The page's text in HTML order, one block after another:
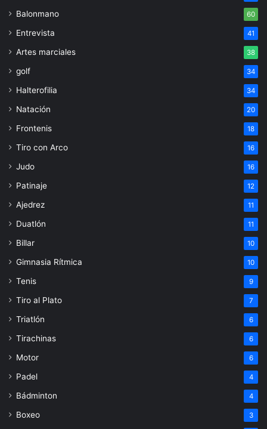
Balonmano 60
Entrevista 41
Artes marciales 38
golf 34
Halterofilia 34
Natación 20
Frontenis 18
Tiro con Arco 16
Judo 16
Patinaje 12
Ajedrez 11
Duatlón 11
Billar 10
Gimnasia Rítmica 10
Tenis 9
Tiro al Plato 7
Triatlón 6
Tirachinas 6
Motor 6
Padel 4
Bádminton 4
Boxeo 3